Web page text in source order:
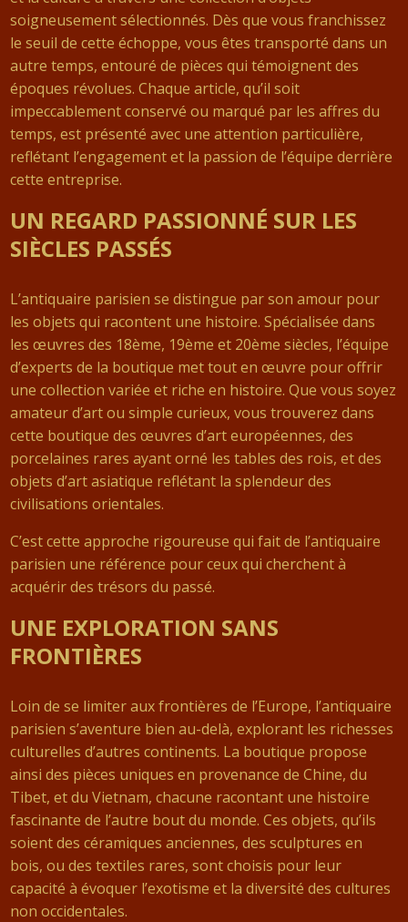
soigneusement sélectionnés. Dès que vous franchissez
le seuil de cette échoppe, vous êtes transporté dans un
autre temps, entouré de pièces qui témoignent des
époques révolues. Chaque article, qu’il soit
impeccablement conservé ou marqué par les affres du
temps, est présenté avec une attention particulière,
reflétant l’engagement et la passion de l’équipe derrière
cette entreprise.
UN REGARD PASSIONNÉ SUR LES
SIÈCLES PASSÉS
L’antiquaire parisien se distingue par son amour pour
les objets qui racontent une histoire. Spécialisée dans
les œuvres des 18ème, 19ème et 20ème siècles, l’équipe
d’experts de la boutique met tout en œuvre pour offrir
une collection variée et riche en histoire. Que vous soyez
amateur d’art ou simple curieux, vous trouverez dans
cette boutique des œuvres d’art européennes, des
porcelaines rares ayant orné les tables des rois, et des
objets d’art asiatique reflétant la splendeur des
civilisations orientales.
C’est cette approche rigoureuse qui fait de l’antiquaire
parisien une référence pour ceux qui cherchent à
acquérir des trésors du passé.
UNE EXPLORATION SANS
FRONTIÈRES
Loin de se limiter aux frontières de l’Europe, l’antiquaire
parisien s’aventure bien au-delà, explorant les richesses
culturelles d’autres continents. La boutique propose
ainsi des pièces uniques en provenance de Chine, du
Tibet, et du Vietnam, chacune racontant une histoire
fascinante de l’autre bout du monde. Ces objets, qu’ils
soient des céramiques anciennes, des sculptures en
bois, ou des textiles rares, sont choisis pour leur
capacité à évoquer l’exotisme et la diversité des cultures
non occidentales.